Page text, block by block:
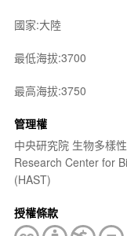
國家:大陸
最低海拔:3700
最高海拔:3750
管理權
中央研究院 生物多樣
Research Center for
(HAST)
授權條款